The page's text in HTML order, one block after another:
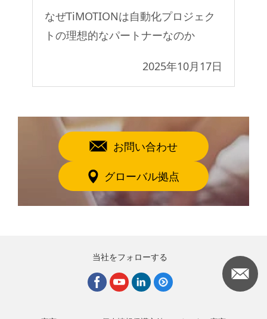
なぜTiMOTIONは自動化プロジェク
トの理想的なパートナーなのか
2025年10月17日
お問い合わせ
グローバル拠点
当社をフォローする